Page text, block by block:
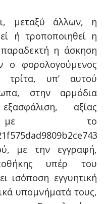
μεταξύ άλλων, η
ή τροποποιηθεί η
η άσκηση
ο φορολογούμενος
υπ’ αυτού
στην αρμόδια
αξίας
με το
με την εγγραφή,
υπέρ του
ισόποση εγγυητική
υπομνήματά τους,